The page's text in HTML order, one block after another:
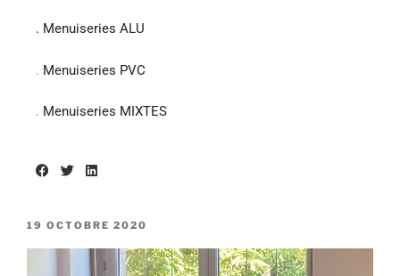
. Menuiseries ALU
. Menuiseries PVC
. Menuiseries MIXTES
19 OCTOBRE 2020